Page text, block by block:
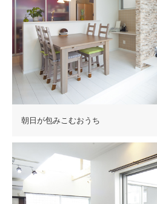
朝日が包みこむおうち